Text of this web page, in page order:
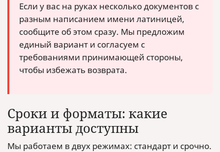
Если у вас на руках несколько документов с
разным написанием имени латиницей,
сообщите об этом сразу. Мы предложим
единый вариант и согласуем с
требованиями принимающей стороны,
чтобы избежать возврата.
Сроки и форматы: какие
варианты доступны
Мы работаем в двух режимах: стандарт и срочно.